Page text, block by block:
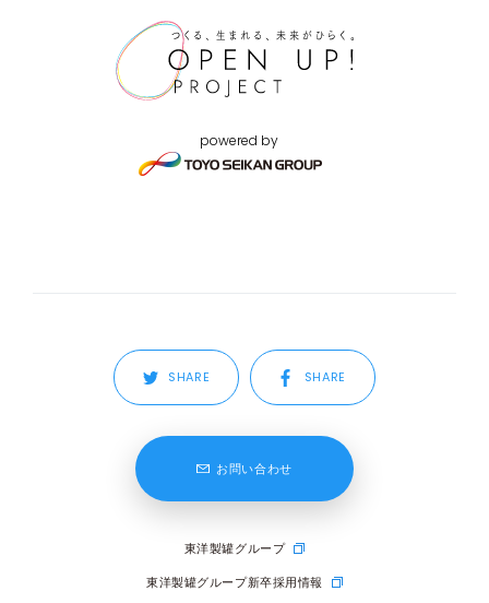
powered by
SHARE SHARE
お問い合わせ
東洋製罐グループ
東洋製罐グループ新卒採用情報